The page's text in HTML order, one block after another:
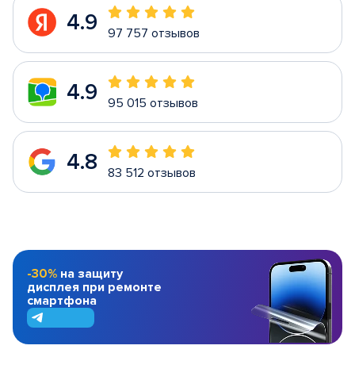
4.9 97 757 отзывов
4.9 95 015 отзывов
4.8 83 512 отзывов
-30% на защиту
дисплея при ремонте
смартфона